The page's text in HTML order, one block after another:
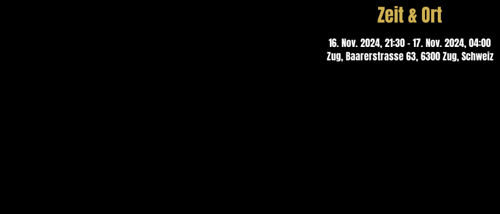
Zeit & Ort
16. Nov. 2024, 21:30 – 17. Nov. 2024, 04:00
Zug, Baarerstrasse 63, 6300 Zug, Schweiz